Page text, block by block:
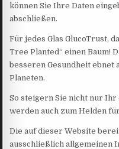
können Sie Ihre Daten
abschließen.
Für jedes Glas GlucoTrust,
Tree Planted“ einen Baum!
besseren Gesundheit ebnet
Planeten.
So steigern Sie nicht nur
werden auch zum Helden
Die auf dieser Website
ausschließlich allgemeinen